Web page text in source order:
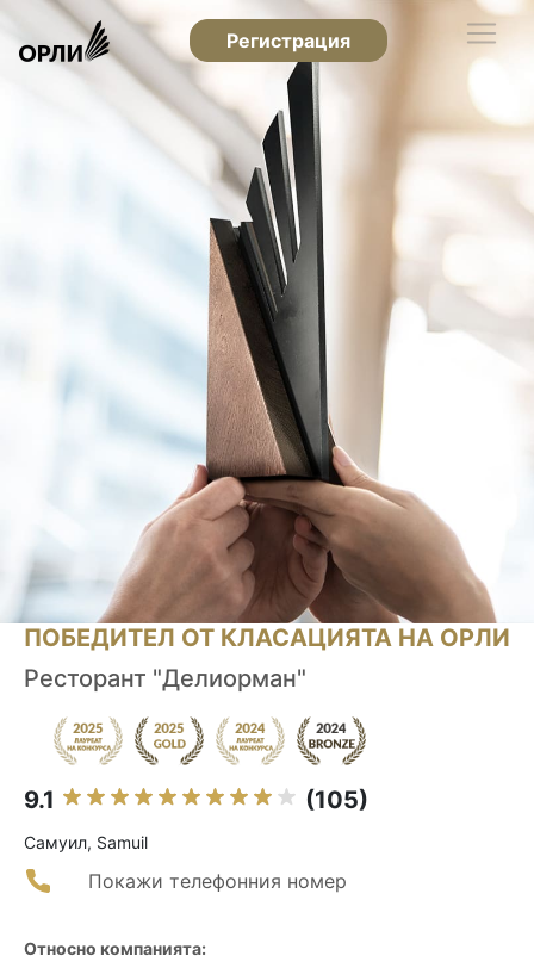
Регистрация
ПОБЕДИТЕЛ ОТ КЛАСАЦИЯТА НА ОРЛИ
Ресторант "Делиорман"
9.1 (105)
Самуил, Samuil
Покажи телефонния номер
Относно компанията: